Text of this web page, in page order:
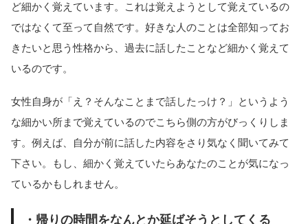
ど細かく覚えています。これは覚えようとして覚えているの
ではなくて至って自然です。好きな人のことは全部知ってお
きたいと思う性格から、過去に話したことなど細かく覚えて
いるのです。
女性自身が「え？そんなことまで話したっけ？」というよう
な細かい所まで覚えているのでこちら側の方がびっくりしま
す。例えば、自分が前に話した内容をさり気なく聞いてみて
下さい。もし、細かく覚えていたらあなたのことが気になっ
ているかもしれません。
・帰りの時間をなんとか延ばそうとしてくる